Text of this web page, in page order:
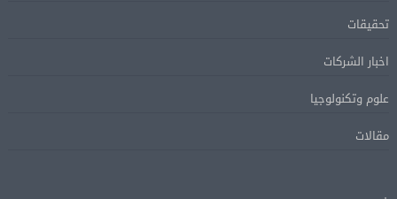
تحقيقات
اخبار الشركات
علوم وتكنولوجيا
مقالات